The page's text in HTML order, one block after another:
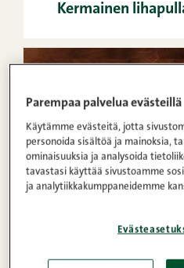
Kermainen
25min
Parempaa palvelua evästeillä
Käytämme evästeitä, jotta
personoida sisältöä ja mainoksia,
ominaisuuksia ja analysoida
tavastasi käyttää sivustoamme
ja analytiikkakumppaneidemme